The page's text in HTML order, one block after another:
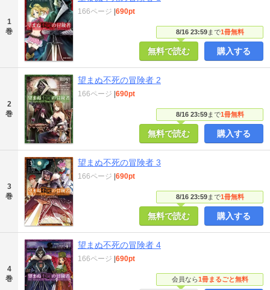
1
巻
8/16 23:59まで1冊無料
166ページ 690pt
無料で読む 購入する
2
巻
望まぬ不死の冒険者 2
8/16 23:59まで1冊無料
166ページ 690pt
無料で読む 購入する
3
巻
望まぬ不死の冒険者 3
8/16 23:59まで1冊無料
166ページ 690pt
無料で読む 購入する
4
巻
望まぬ不死の冒険者 4
会員なら1冊まるごと無料
166ページ 690pt